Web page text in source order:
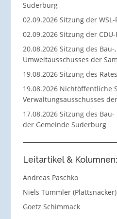
Suderburg
02.09.2026 Sitzung der
02.09.2026 Sitzung der
20.08.2026 Sitzung des Bau-
Umweltausschusses der
19.08.2026 Sitzung des
19.08.2026 Nichtöffentliche
Verwaltungsausschusses
17.08.2026 Sitzung des
der Gemeinde Suderburg
Leitartikel & Kolumnen:
Andreas Paschko
Niels Tümmler (Plattsnacker)
Goetz Schimmack